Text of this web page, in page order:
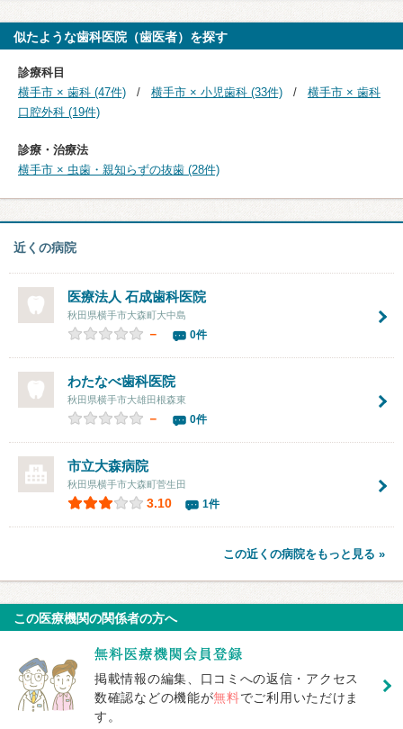
似たような歯科医院（歯医者）を探す
診療科目
横手市 × 歯科 (47件)
横手市 × 小児歯科 (33件)
横手市 × 歯科
口腔外科 (19件)
診療・治療法
横手市 × 虫歯・親知らずの抜歯 (28件)
近くの病院
医療法人 石成歯科医院
秋田県横手市大森町大中島
－ 0件
わたなべ歯科医院
秋田県横手市大雄田根森東
－ 0件
市立大森病院
秋田県横手市大森町菅生田
3.10 1件
この近くの病院をもっと見る »
この医療機関の関係者の方へ
掲載情報の編集、口コミへの返信・アクセス
数確認などの機能が無料でご利用いただけま
す。